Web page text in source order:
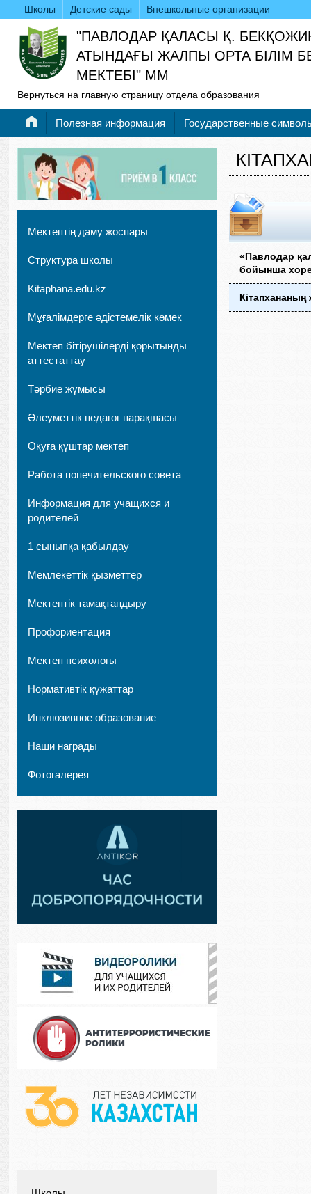
Школы Детские сады Внешкольные организации
"ПАВЛОДАР ҚАЛАСЫ Қ.
АТЫНДАҒЫ ЖАЛПЫ ОРТА БІЛІМ
МЕКТЕБІ" ММ
Вернуться на главную страницу отдела образования
Полезная информация Государственные
Мектептің даму жоспары
Структура школы
Kitaphana.edu.kz
Мұғалімдерге әдістемелік көмек
Мектеп бітірушілерді қорытынды
аттестаттау
Тәрбие жұмысы
Әлеуметтік педагог парақшасы
Оқуға құштар мектеп
Работа попечительского совета
Информация для учащихся и
родителей
1 сыныпқа қабылдау
Мемлекеттік қызметтер
Мектептік тамақтандыру
Профориентация
Мектеп психологы
Нормативтік құжаттар
Инклюзивное образование
Наши награды
Фотогалерея
«Павлодар
бойынша